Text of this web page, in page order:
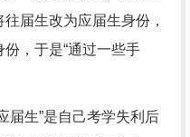
届生改为应届生身份，
，于是“通过一些手
生”是自己考学失利后